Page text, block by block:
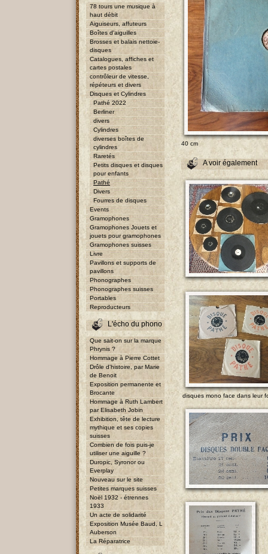
78 tours une musique à
haut débit
Aiguiseurs, affuteurs
Boîtes d'aiguilles
Brosses et balais nettoie-
disques
Catalogues, affiches et
cartes postales
contrôleur de vitesse,
répéteurs et divers
Disques et Cylindres
Pathé 2022
Berliner
divers
Cylindres
diverses boîtes de
cylindres
Raretés
Petits disques et disques
pour enfants
Pathé
Divers
Fourres de disques
Events
Gramophones
Gramophones Jouets et
jouets pour gramophones
Gramophones suisses
Livre
Pavillons et supports de
pavillons
Phonographes
Phonographes suisses
Portables
Reproducteurs
L'écho du phono
Que sait-on sur la marque
Phrynis ?
Hommage à Pierre Cottet
Drôle d'histoire, par Marie
de Benoit
Exposition permanente et
Brocante
Hommage à Ruth Lambert
par Elisabeth Jobin
Exhibition, tête de lecture
mythique et ses copies
suisses
Combien de fois puis-je
utiliser une aiguille ?
Duropic, Syronor ou
Everplay
Nouveau sur le site
Petites marques suisses
Noël 1932 - étrennes
1933
Un acte de solidarité
Exposition Musée Baud, L
Auberson
La Réparatrice
40 cm
A voir également
disques mono face dans leur